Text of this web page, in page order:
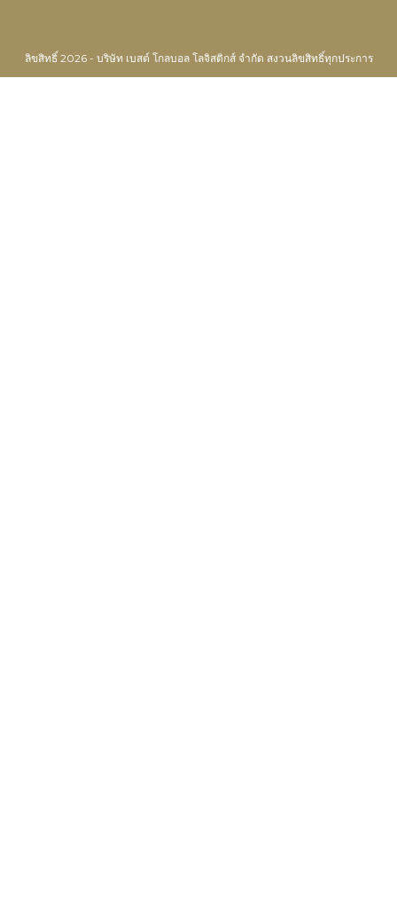
ลิขสิทธิ์ 2026 - บริษัท เบสต์ โกลบอล โลจิสติกส์ จำกัด สงวนลิขสิทธิ์ทุกประการ